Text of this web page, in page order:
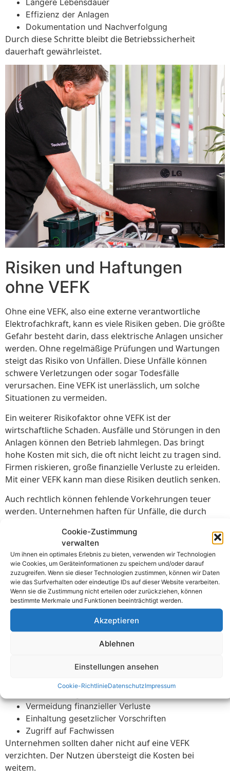
Cookie-Zustimmung
verwalten
Um ihnen ein optimales Erlebnis zu bieten, verwenden wir Technologien
wie Cookies, um Geräteinformationen zu speichern und/oder darauf
zuzugreifen. Wenn sie dieser Technologien zustimmen, können wir Daten
wie das Surfverhalten oder eindeutige IDs auf dieser Website verarbeiten.
Wenn sie die Zustimmung nicht erteilen oder zurückziehen, können
bestimmte Merkmale und Funktionen beeinträchtigt werden.
Akzeptieren
Ablehnen
Einstellungen ansehen
Cookie-RichtlinieDatenschutzImpressum
Effizienz der Anlagen
Dokumentation und Nachverfolgung
Durch diese Schritte bleibt die Betriebssicherheit
dauerhaft gewährleistet.
Risiken und Haftungen
ohne VEFK
Ohne eine VEFK, also eine externe verantwortliche
Elektrofachkraft, kann es viele Risiken geben. Die größte
Gefahr besteht darin, dass elektrische Anlagen unsicher
werden. Ohne regelmäßige Prüfungen und Wartungen
steigt das Risiko von Unfällen. Diese Unfälle können
schwere Verletzungen oder sogar Todesfälle
verursachen. Eine VEFK ist unerlässlich, um solche
Situationen zu vermeiden.
Ein weiterer Risikofaktor ohne VEFK ist der
wirtschaftliche Schaden. Ausfälle und Störungen in den
Anlagen können den Betrieb lahmlegen. Das bringt
hohe Kosten mit sich, die oft nicht leicht zu tragen sind.
Firmen riskieren, große finanzielle Verluste zu erleiden.
Mit einer VEFK kann man diese Risiken deutlich senken.
Auch rechtlich können fehlende Vorkehrungen teuer
werden. Unternehmen haften für Unfälle, die durch
hohen Strafen kommen. Eine VEFK hilft dabei, alle
gesetzlichen Anforderungen zu erfüllen. So schützen
sich Firmen vor rechtlichen Problemen.
Ohne VEFK fehlt es oft an Fachwissen. Spezielle
Kenntnisse und Fähigkeiten sind notwendig, um
elektrische Anlagen sicher zu betreiben. Fehlende
Expertise kann zu gravierenden Fehlern führen. Diese
Fehler können nicht nur teuer, sondern auch gefährlich
sein. Eine VEFK bringt das nötige Know-how mit.
Die Verantwortung liegt auch bei den Unternehmen
Vermeidung finanzieller Verluste
Einhaltung gesetzlicher Vorschriften
Zugriff auf Fachwissen
Unternehmen sollten daher nicht auf eine VEFK
verzichten. Der Nutzen übersteigt die Kosten bei
weitem.